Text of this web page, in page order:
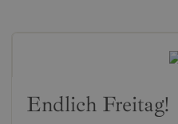
Endlich Freitag!